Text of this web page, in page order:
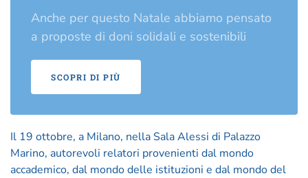
Anche per questo Natale abbiamo pensato
a proposte di doni solidali e sostenibili
SCOPRI DI PIÙ
Il 19 ottobre, a Milano, nella Sala Alessi di Palazzo
Marino, autorevoli relatori provenienti dal mondo
accademico, dal mondo delle istituzioni e dal mondo del